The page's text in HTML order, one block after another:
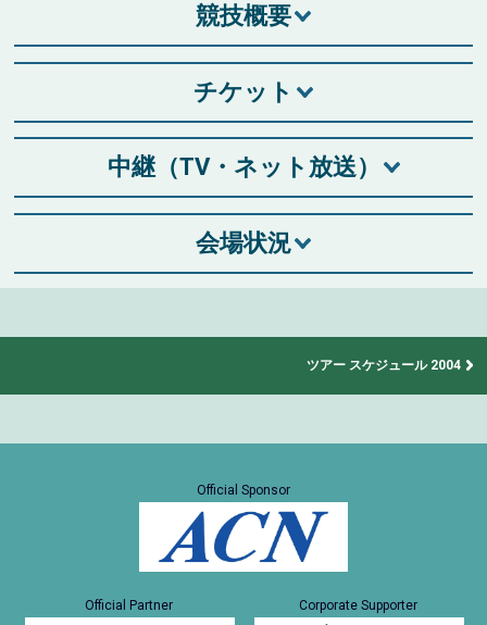
競技概要
チケット
中継（TV・ネット放送）
会場状況
ツアー スケジュール 2004
Official Sponsor
Official Partner Corporate Supporter